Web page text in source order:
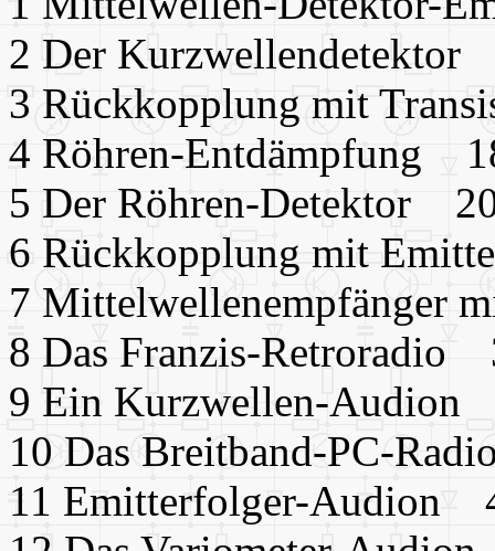
2 Der
3 Rückkopplung mit
4 Röhren-Entdämpfung
5 Der Röhren-Detektor
6 Rückkopplung mit
7 Mittelwellenempfänger
8 Das Franzis-Retroradio
9 Ein Kurzwellen-
10 Das Breitband-PC-
11 Emitterfolger-Audion